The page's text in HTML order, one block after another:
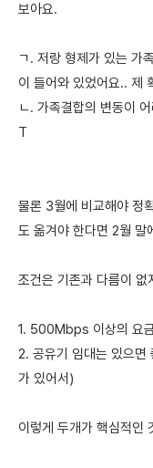
보아요.
ㄱ. 저랑 형제가 있는 가
이 들어와 있었어요.. 제
ㄴ. 가족결합의 변동이
T
물론 3월에 비교해야 정
도 옮겨야 한다면 2월 말
조건은 기존과 다름이 없
1. 500Mbps 이상의 요
2. 공유기 임대는 있으면
가 있어서)
이렇게 두개가 핵심적인